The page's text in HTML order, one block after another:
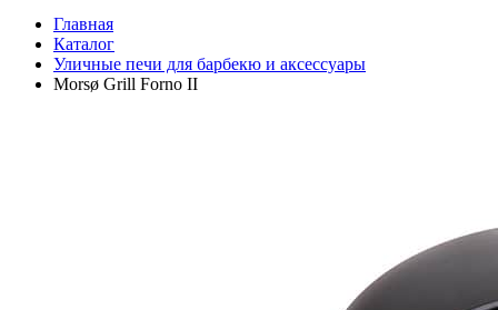
Главная
Каталог
Уличные печи для барбекю и аксессуары
Morsø Grill Forno II